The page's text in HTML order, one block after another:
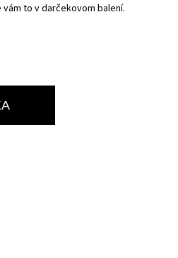
vám to vdarčekovom balení.